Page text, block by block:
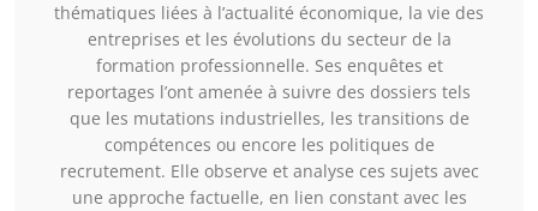
thématiques liées à l’actualité économique, la vie des
entreprises et les évolutions du secteur de la
formation professionnelle. Ses enquêtes et
reportages l’ont amenée à suivre des dossiers tels
que les mutations industrielles, les transitions de
compétences ou encore les politiques de
recrutement. Elle observe et analyse ces sujets avec
une approche factuelle, en lien constant avec les